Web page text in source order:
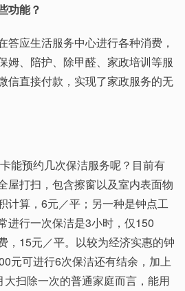
功能？
答应生活服务中心进行各种消费，
姆、陪护、除甲醛、家政培训等服
信直接付款，实现了家政服务的无
能预约几次保洁服务呢？目前有
屋打扫，包含擦窗以及室内表面物
计算，6元／平；另一种是钟点工
进行一次保洁是3小时，仅150
，15元／平。以较为经济实惠的钟
元可进行6次保洁还有结余，加上
扫除一次的普通家庭而言，能用